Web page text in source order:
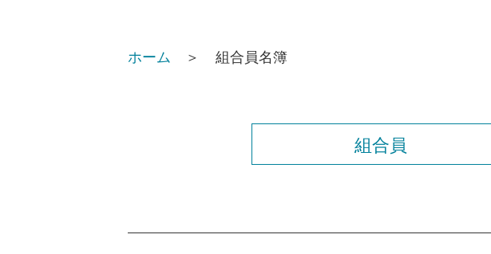
ホーム 組合員名簿
組合員